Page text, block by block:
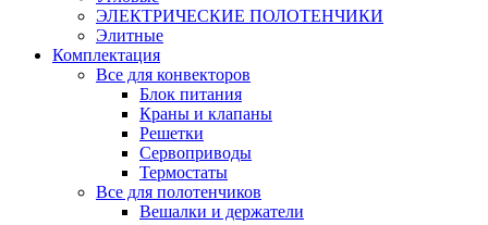
ЭЛЕКТРИЧЕСКИЕ ПОЛОТЕНЧИКИ
Элитные
Комплектация
Все для конвекторов
Блок питания
Краны и клапаны
Решетки
Сервоприводы
Термостаты
Все для полотенчиков
Вешалки и держатели